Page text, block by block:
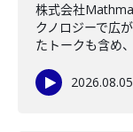
株式会社
クノロジーで広
たトークも含め
2026.08.05